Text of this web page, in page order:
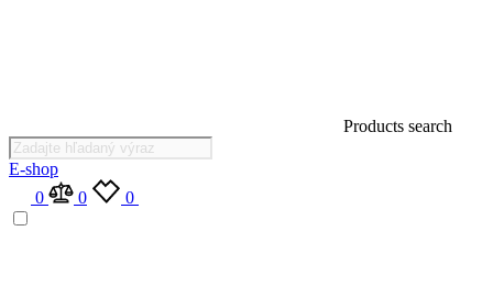
Products search
E-shop
0
0 0